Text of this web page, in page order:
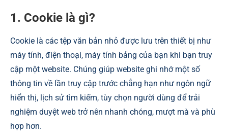
1. Cookie là gì?
Cookie là các tệp văn bản nhỏ được lưu trên thiết bị như
máy tính, điện thoại, máy tính bảng của bạn khi bạn truy
cập một website. Chúng giúp website ghi nhớ một số
thông tin về lần truy cập trước chẳng hạn như ngôn ngữ
hiển thị, lịch sử tìm kiếm, tùy chọn người dùng để trải
nghiệm duyệt web trở nên nhanh chóng, mượt mà và phù
hợp hơn.